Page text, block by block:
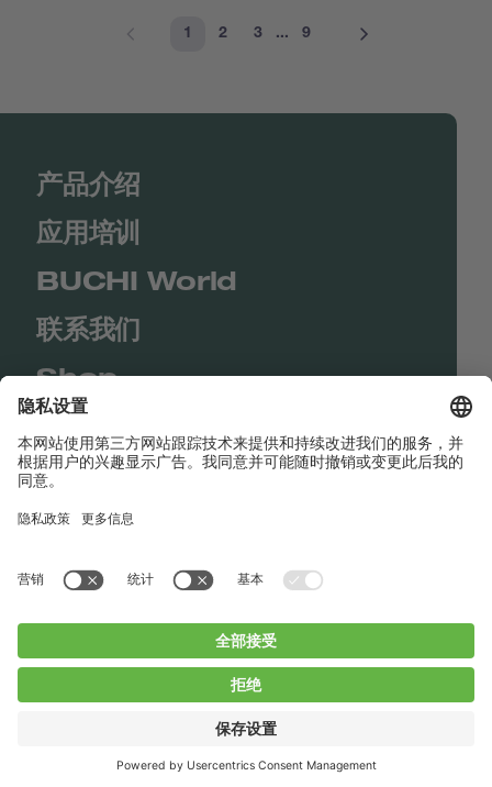
1 2 3 ... 9
产品介绍
应用培训
BUCHI World
联系我们
Shop
Contact us
BUCHI Worldwide
Blogs
Twitter Youtube